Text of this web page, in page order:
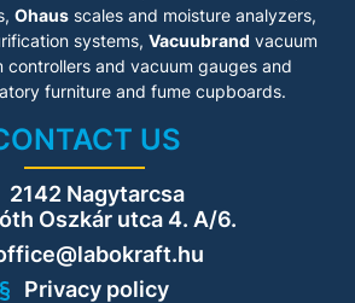
Ohausscales and moisture analyzers,
systems, Vacuubrand vacuum
controllers and vacuum gauges and
furniture and fume cupboards.
US
2142 Nagytarcsa
Oszkár utca 4. A/6.
Privacy policy